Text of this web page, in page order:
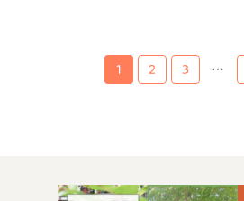
1 2 3 …